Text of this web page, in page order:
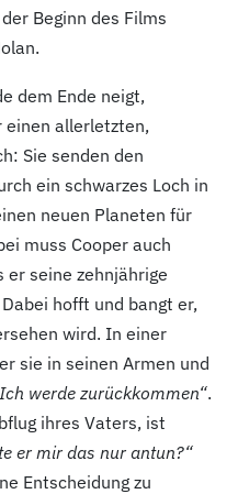
Beginn des Films
dem Ende neigt,
einen allerletzten,
Sie senden den
ein schwarzes Loch in
neuen Planeten für
muss Cooper auch
er seine zehnjährige
hofft und bangt er,
wird. In einer
sie in seinen Armen und
werde zurückkommen“.
ihres Vaters, ist
er mir das nur antun?“
Entscheidung zu